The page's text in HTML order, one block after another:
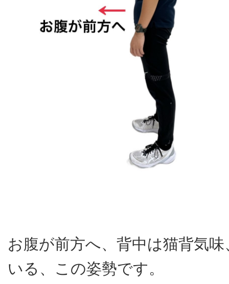
お腹が前方へ、背中は猫背気
いる、この姿勢です。